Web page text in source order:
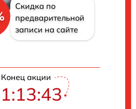
Скидка по
предварительной
записи на сайте
Конец акции